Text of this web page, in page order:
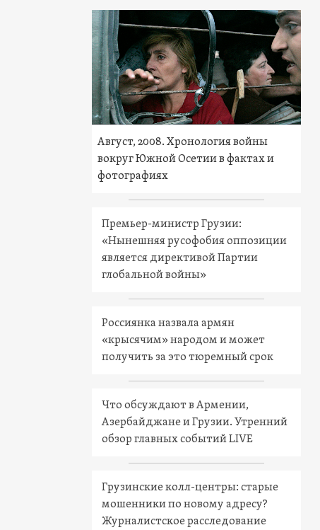
Август, 2008. Хронология войны
вокруг Южной Осетии в фактах и
фотографиях
Премьер-министр Грузии:
«Нынешняя русофобия оппозиции
является директивой Партии
глобальной войны»
Россиянка назвала армян
«крысячим» народом и может
получить за это тюремный срок
Что обсуждают в Армении,
Азербайджане и Грузии. Утренний
обзор главных событий LIVE
Грузинские колл-центры: старые
мошенники по новому адресу?
Журналистское расследование